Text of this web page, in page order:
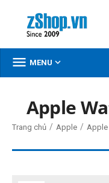
 MENU 
BỘ LỌC
Apple
Trang chủ / Apple /